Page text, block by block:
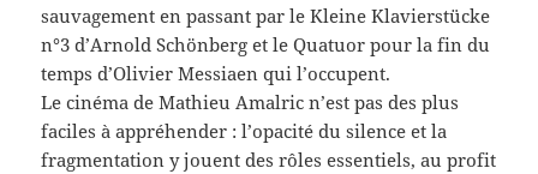
sauvagement en passant par le Kleine Klavierstücke
n°3 d’Arnold Schönberg et le Quatuor pour la fin du
temps d’Olivier Messiaen qui l’occupent.
Le cinéma de Mathieu Amalric n’est pas des plus
faciles à appréhender : l’opacité du silence et la
fragmentation y jouent des rôles essentiels, au profit